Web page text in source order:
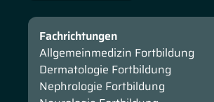
Fachrichtungen
Allgemeinmedizin Fortbildung
Dermatologie Fortbildung
Nephrologie Fortbildung